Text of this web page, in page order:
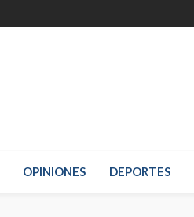
OPINIONES DEPORTES